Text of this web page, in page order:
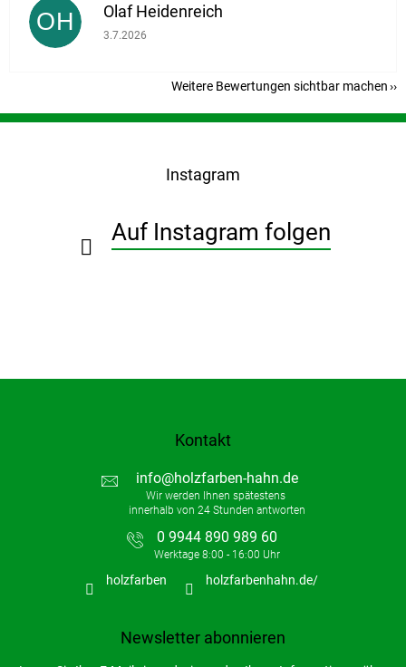
OH Olaf Heidenreich
Die Shop-Bewertung beträgt 5 von 5 Sternen.
3.7.2026
Weitere Bewertungen sichtbar machen
F
Instagram
Auf Instagram folgen
Kontakt
info@holzfarben-hahn.de
0 9944 890 989 60
holzfarben holzfarbenhahn.de/
Newsletter abonnieren